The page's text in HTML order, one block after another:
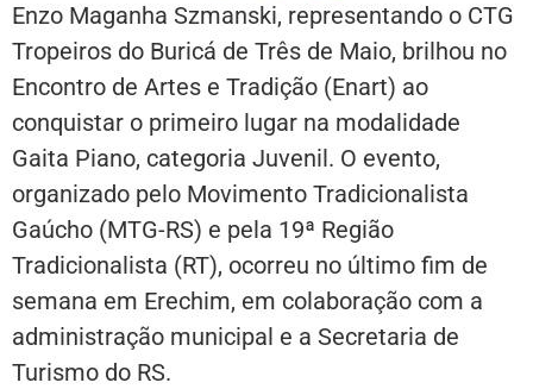
Enzo Maganha Szmanski, representando o CTG
Tropeiros do Buricá de Três de Maio, brilhou no
Encontro de Artes e Tradição (Enart) ao
conquistar o primeiro lugar na modalidade
Gaita Piano, categoria Juvenil. O evento,
organizado pelo Movimento Tradicionalista
Gaúcho (MTG-RS) e pela 19ª Região
Tradicionalista (RT), ocorreu no último fim de
semana em Erechim, em colaboração com a
administração municipal e a Secretaria de
Turismo do RS.